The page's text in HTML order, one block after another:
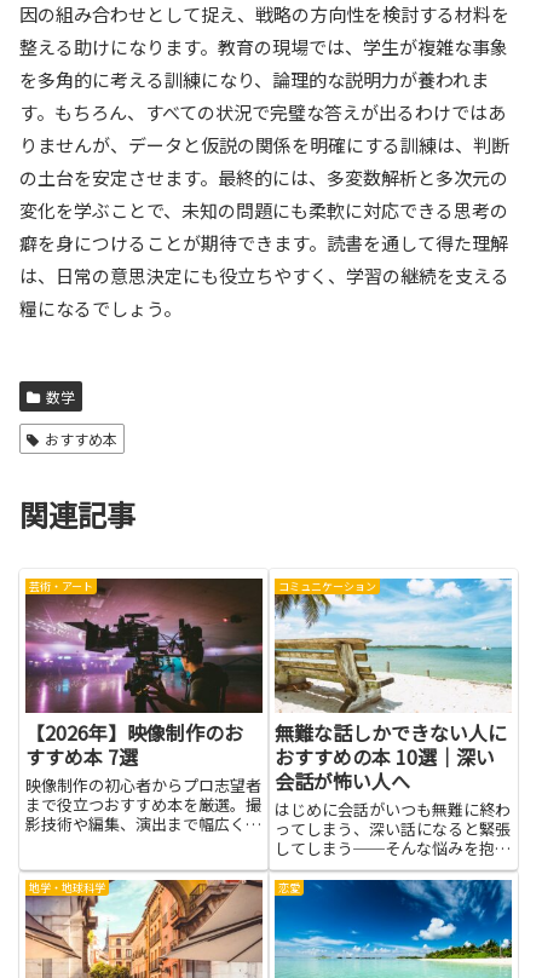
因の組み合わせとして捉え、戦略の方向性を検討する材料を
整える助けになります。教育の現場では、学生が複雑な事象
を多角的に考える訓練になり、論理的な説明力が養われま
す。もちろん、すべての状況で完璧な答えが出るわけではあ
りませんが、データと仮説の関係を明確にする訓練は、判断
の土台を安定させます。最終的には、多変数解析と多次元の
変化を学ぶことで、未知の問題にも柔軟に対応できる思考の
癖を身につけることが期待できます。読書を通して得た理解
は、日常の意思決定にも役立ちやすく、学習の継続を支える
糧になるでしょう。
数学
おすすめ本
関連記事
芸術・アート
【2026年】映像制作のお
すすめ本 7選
映像制作の初心者からプロ志望者
まで役立つおすすめ本を厳選。撮
影技術や編集、演出まで幅広く学
コミュニケーション
無難な話しかできない人に
おすすめの本 10選｜深い
会話が怖い人へ
はじめに会話がいつも無難に終わ
ってしまう、深い話になると緊張
してしまう──そんな悩みを抱え
る人にとって、本は落ち着いて学
べる頼りになる道具です。無難な
話しかできない人でも、読書を通
じて相手の立場に立つ力や質問の
組み立て方、共感の示し方など
を...
地学・地球科学 恋愛